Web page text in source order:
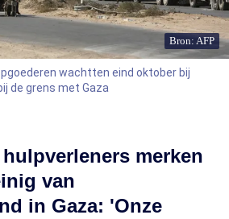
Bron: AFP
wachtten eind oktober bij
de grens met Gaza
merken
van
in Gaza: 'Onze